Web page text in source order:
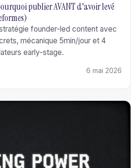
publier AVANT d'avoir levé
founder-led content avec
mécanique 5min/jour et 4
early-stage.
6 mai 2026